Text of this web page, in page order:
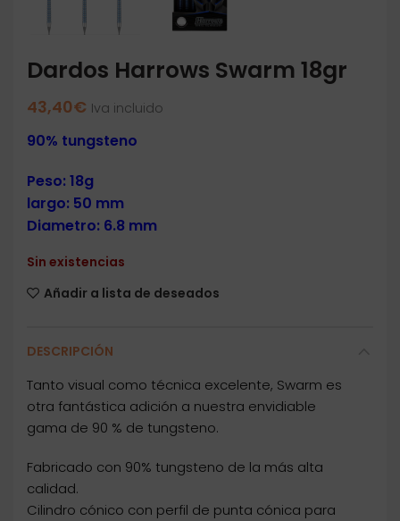
Dardos Harrows Swarm 18gr
43,40€ Iva incluido
90% tungsteno
Peso: 18g
largo: 50 mm
Diametro: 6.8 mm
Sin existencias
Añadir a lista de deseados
DESCRIPCIÓN
Tanto visual como técnica excelente, Swarm es
otra fantástica adición a nuestra envidiable
gama de 90 % de tungsteno.
Fabricado con 90% tungsteno de la más alta
calidad.
Cilindro cónico con perfil de punta cónica para